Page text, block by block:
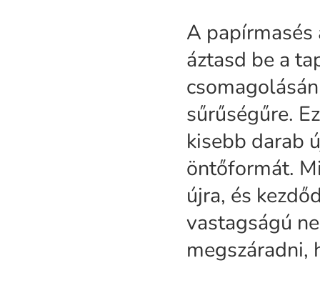
A papírmasés
áztasd be a
sűrűségűre.
kisebb darab
öntőformát.
újra, és
vastagságú
megszáradni,